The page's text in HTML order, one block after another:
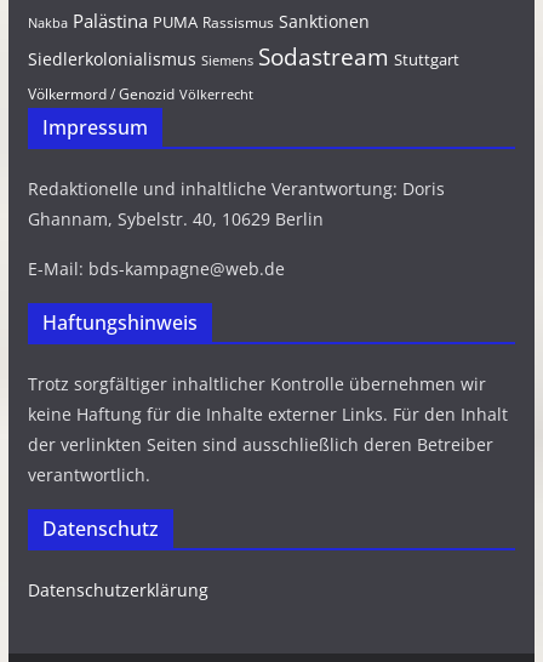
Nakba Palästina PUMA Rassismus Sanktionen
Siedlerkolonialismus Siemens Sodastream Stuttgart
Völkermord / Genozid Völkerrecht
Impressum
Redaktionelle und inhaltliche Verantwortung: Doris
Ghannam, Sybelstr. 40, 10629 Berlin
E-Mail: bds-kampagne@web.de
Haftungshinweis
Trotz sorgfältiger inhaltlicher Kontrolle übernehmen wir
keine Haftung für die Inhalte externer Links. Für den Inhalt
der verlinkten Seiten sind ausschließlich deren Betreiber
verantwortlich.
Datenschutz
Datenschutzerklärung